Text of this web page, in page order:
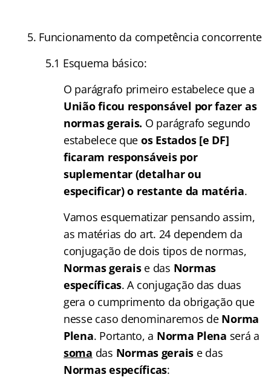
5. Funcionamento da competência concorrente
5.1 Esquema básico:
O parágrafo primeiro estabelece que a
União ficou responsável por fazer as
normas gerais. O parágrafo segundo
estabelece que os Estados [e DF]
ficaram responsáveis por
suplementar (detalhar ou
especificar) o restante da matéria.
Vamos esquematizar pensando assim,
as matérias do art. 24 dependem da
conjugação de dois tipos de normas,
Normas geraise das Normas
específicas. A conjugação das duas
gera o cumprimento da obrigação que
nesse caso denominaremos de Norma
Plena. Portanto, a Norma Plena será a
soma das Normas gerais e das
Normas específicas: